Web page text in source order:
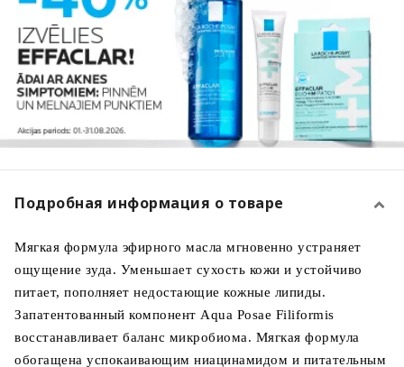
Подробная информация о товаре
Мягкая формула эфирного масла мгновенно устраняет
ощущение зуда. Уменьшает сухость кожи и устойчиво
питает, пополняет недостающие кожные липиды.
Запатентованный компонент Aqua Posae Filiformis
восстанавливает баланс микробиома. Мягкая формула
обогащена успокаивающим ниацинамидом и питательным